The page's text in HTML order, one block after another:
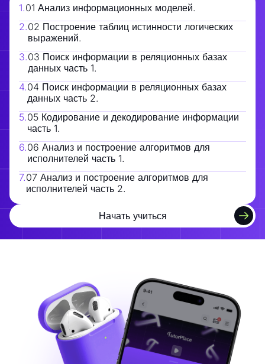
1.01 Анализ информационных моделей.
2.02 Построение таблиц истинности логических
выражений.
3.03 Поиск информации в реляционных базах
данных часть 1.
4.04 Поиск информации в реляционных базах
данных часть 2.
5.05 Кодирование и декодирование информации
часть 1.
6.06 Анализ и построение алгоритмов для
исполнителей часть 1.
7.07 Анализ и построение алгоритмов для
исполнителей часть 2.
Начать учиться